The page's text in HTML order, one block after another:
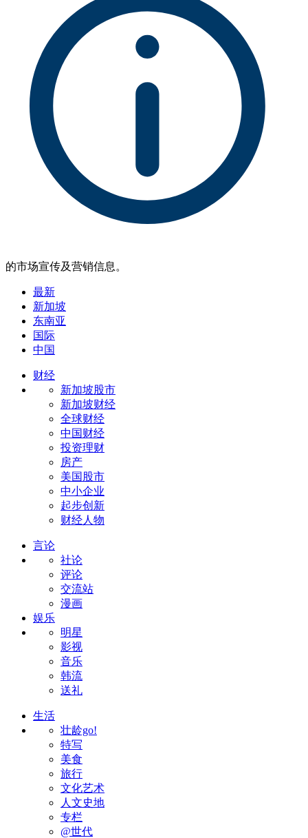
的市场宣传及营销信息。
最新
新加坡
东南亚
国际
中国
财经
新加坡股市
新加坡财经
全球财经
中国财经
投资理财
房产
美国股市
中小企业
起步创新
财经人物
言论
社论
评论
交流站
漫画
娱乐
明星
影视
音乐
韩流
送礼
生活
壮龄go!
特写
美食
旅行
文化艺术
人文史地
专栏
@世代